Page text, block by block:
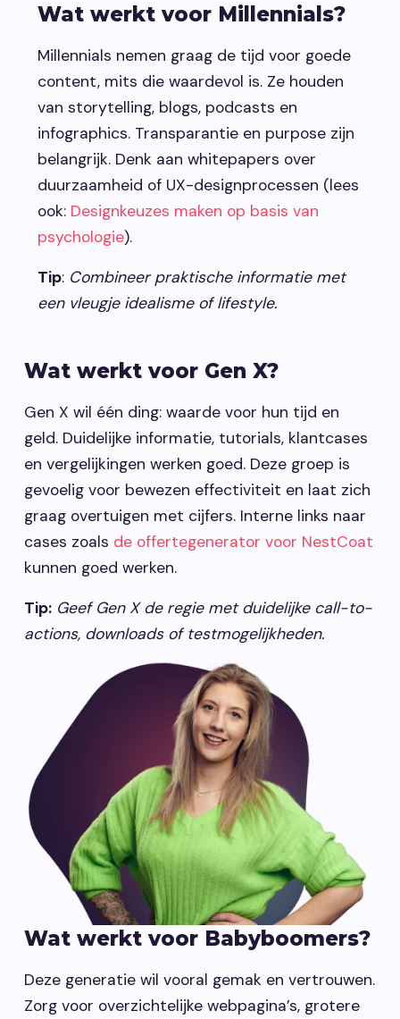
Wat werkt voor Millennials?
Millennials nemen graag de tijd voor goede
content, mits die waardevol is. Ze houden
van storytelling, blogs, podcasts en
infographics. Transparantie en purpose zijn
belangrijk. Denk aan whitepapers over
duurzaamheid of UX-designprocessen (lees
ook: Designkeuzes maken op basis van
psychologie).
Tip: Combineer praktische informatie met
een vleugje idealisme of lifestyle.
Wat werkt voor Gen X?
Gen X wil één ding: waarde voor hun tijd en
geld. Duidelijke informatie, tutorials, klantcases
en vergelijkingen werken goed. Deze groep is
gevoelig voor bewezen effectiviteit en laat zich
graag overtuigen met cijfers. Interne links naar
cases zoals de offertegenerator voor NestCoat
kunnen goed werken.
Tip: Geef Gen X de regie met duidelijke call-to-
actions, downloads of testmogelijkheden.
Wat werkt voor Babyboomers?
Deze generatie wil vooral gemak en vertrouwen.
Zorg voor overzichtelijke webpagina’s, grotere